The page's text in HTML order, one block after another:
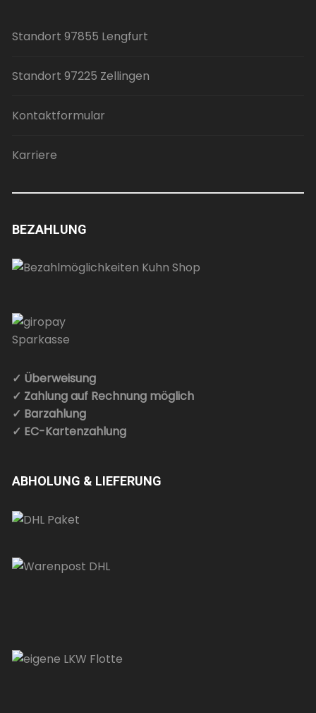
Standort 97855 Lengfurt
Standort 97225 Zellingen
Kontaktformular
Karriere
BEZAHLUNG
✓ Überweisung
✓ Zahlung auf Rechnung möglich
✓ Barzahlung
✓ EC-Kartenzahlung
ABHOLUNG & LIEFERUNG